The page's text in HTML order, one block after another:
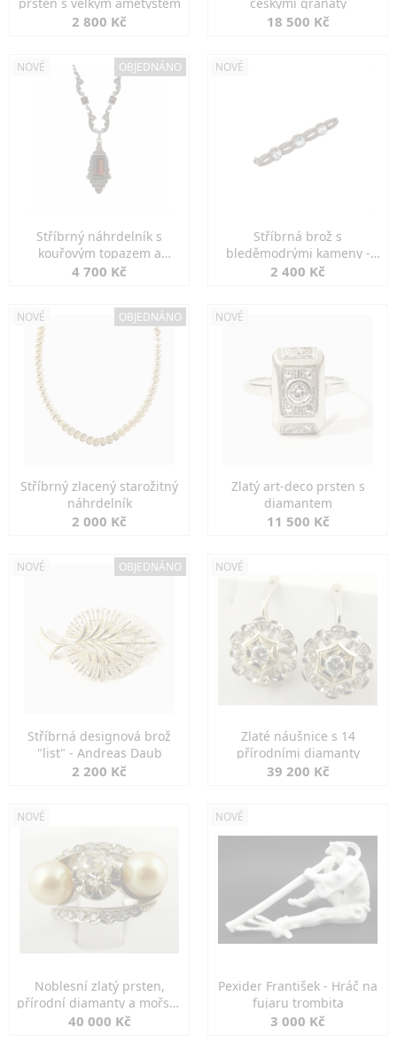
2 800 Kč 18 500 Kč
NOVÉ OBJEDNÁNO
Stříbrný náhrdelník s
kouřovým topazem a
markazity
4 700 Kč
NOVÉ
Stříbrná brož s
bleděmodrými kameny -
jemná elegance
2 400 Kč
NOVÉ OBJEDNÁNO
Stříbrný zlacený starožitný
náhrdelník
2 000 Kč
NOVÉ
Zlatý art-deco prsten s
diamantem
11 500 Kč
NOVÉ OBJEDNÁNO
Stříbrná designová brož
"list" - Andreas Daub
2 200 Kč
NOVÉ
Zlaté náušnice s 14
přírodními diamanty
39 200 Kč
NOVÉ
Noblesní zlatý prsten,
přírodní diamanty a mořské
perly
40 000 Kč
NOVÉ
Pexider František - Hráč na
fujaru trombita
3 000 Kč